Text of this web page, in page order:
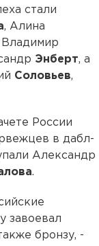
стали
, Алина
Владимир
Энберт, а
Соловьев,
России
в дабл-
Александр
.
завоевал
бронзу, -